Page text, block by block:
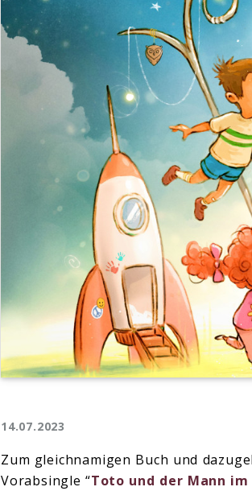
14.07.2023
Zum gleichnamigen Buch und
Vorabsingle “Toto und der Mann im